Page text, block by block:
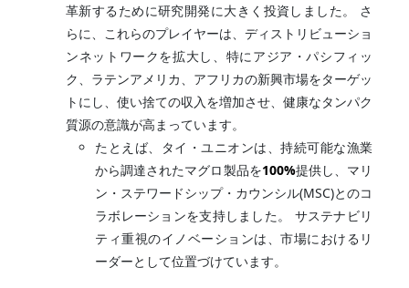
革新するために研究開発に大きく投資しました。 さ
らに、これらのプレイヤーは、ディストリビューショ
ンネットワークを拡大し、特にアジア・パシフィッ
ク、ラテンアメリカ、アフリカの新興市場をターゲッ
トにし、使い捨ての収入を増加させ、健康なタンパク
質源の意識が高まっています。
たとえば、タイ・ユニオンは、持続可能な漁業
から調達されたマグロ製品を100%提供し、マリ
ン・ステワードシップ・カウンシル(MSC)とのコ
ラボレーションを支持しました。 サステナビリ
ティ重視のイノベーションは、市場におけるリ
ーダーとして位置づけています。